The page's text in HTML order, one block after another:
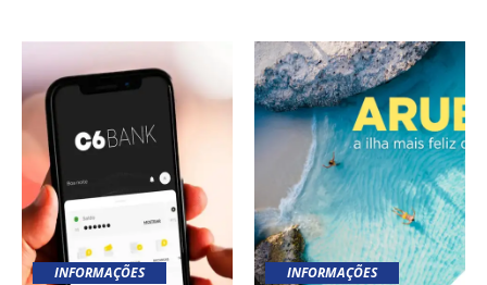
INFORMAÇÕES INFORMAÇÕES